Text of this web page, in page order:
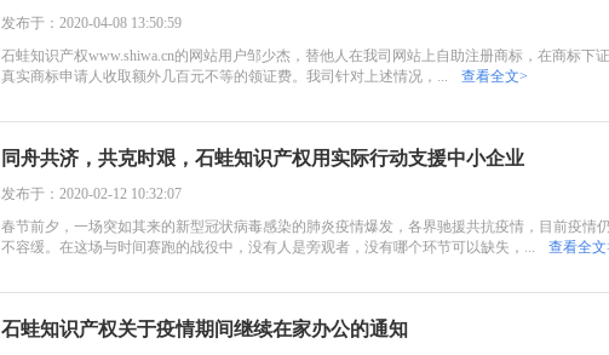
发布于：2020-04-08 13:50:59
石蛙知识产权www.shiwa.cn的网站用户邹少杰，替他人在我司网站上自助注册商标，在商标下
真实商标申请人收取额外几百元不等的领证费。我司针对上述情况，...
查看全文>
同舟共济，共克时艰，石蛙知识产权用实际行动支援中小企业
发布于：2020-02-12 10:32:07
春节前夕，一场突如其来的新型冠状病毒感染的肺炎疫情爆发，各界驰援共抗疫情，目前疫情
不容缓。在这场与时间赛跑的战役中，没有人是旁观者，没有哪个环节可以缺失，...
查看全文
石蛙知识产权关于疫情期间继续在家办公的通知